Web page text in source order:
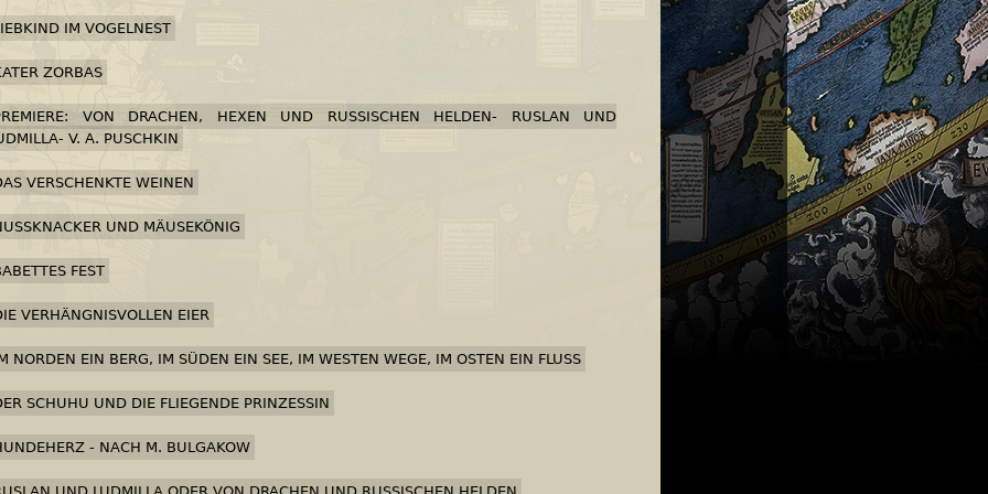
IM VOGELNEST
ZORBAS
VON DRACHEN, HEXEN UND RUSSISCHEN HELDEN- RUSLAN UND
V. A. PUSCHKIN
VERSCHENKTE WEINEN
UND MÄUSEKÖNIG
FEST
VERHÄNGNISVOLLEN EIER
NORDEN EIN BERG, IM SÜDEN EIN SEE, IM WESTEN WEGE, IM OSTEN EIN FLUSS
SCHUHU UND DIE FLIEGENDE PRINZESSIN
- NACH M. BULGAKOW